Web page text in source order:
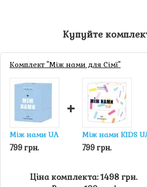
Купуйте
Комплект "Між нами для Сімї"
Між нами UA
799 грн.
+
Між нами KIDS
799 грн.
Ціна комплекта: 1498 грн.